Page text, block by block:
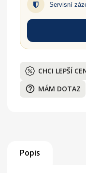
Servisní
CHCI LEPŠÍ
help_outline MÁM DOTAZ
Popis